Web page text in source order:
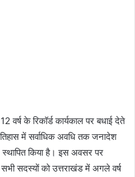
वर्ष के रिकॉर्ड कार्यकाल पर बधाई देते
में सर्वाधिक अवधि तक जनादेश
स्थापित किया है। इस अवसर पर
सदस्यों को उत्तराखंड में अगले वर्ष